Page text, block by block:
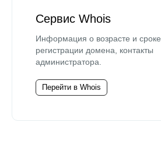
Сервис Whois
Информация о возрасте и сроке
регистрации домена, контакты
администратора.
Перейти в Whois